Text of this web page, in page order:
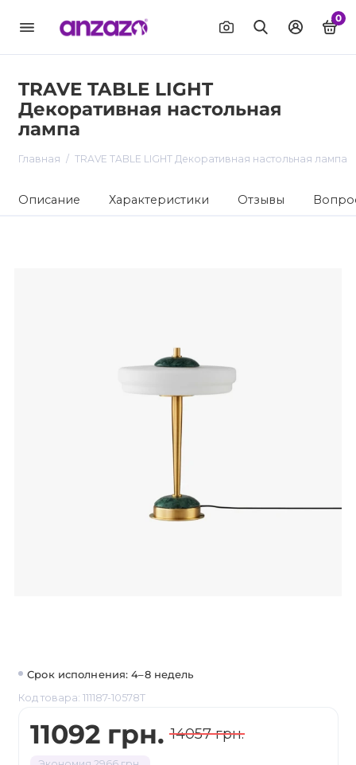
0
TRAVE TABLE LIGHT
Декоративная настольная
лампа
Главная TRAVE TABLE LIGHT Декоративная настольная лампа
Описание Характеристики Отзывы
Срок исполнения: 4–8 недель
Код товара: 111187-10578T
11092 грн. 14057 грн.